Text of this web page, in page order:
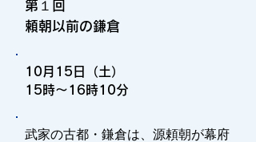
第１回
​頼朝以前の鎌倉
10月15日（土）
15時～16時10分
武家の古都・鎌倉は、源頼朝が幕府